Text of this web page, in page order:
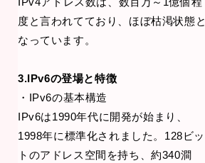
度と言われてており、ほぼ枯渇状態と
なっています。
3.IPv6の登場と特徴
・IPv6の基本構造
IPv6は1990年代に開発が始まり、
1998年に標準化されました。128ビッ
トのアドレス空間を持ち、約340澗